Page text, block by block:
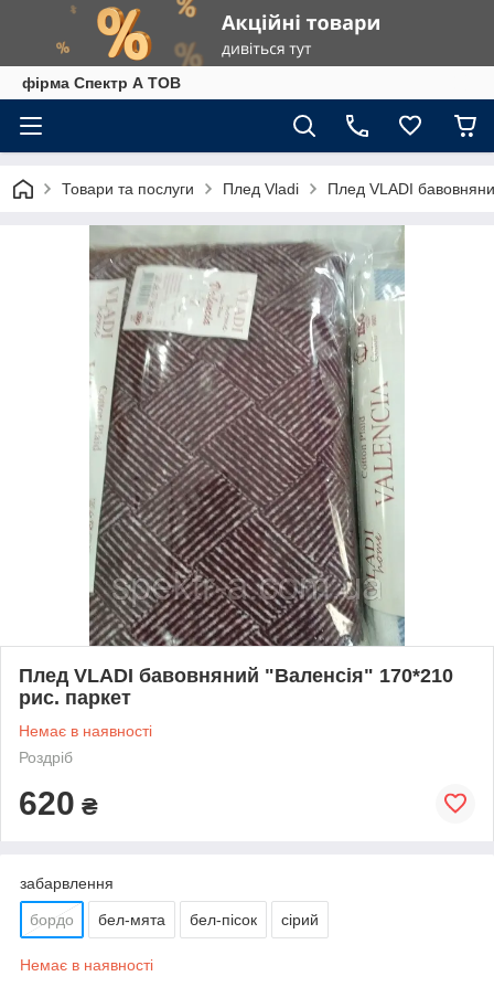
фірма Спектр А ТОВ
Товари та послуги Плед Vladi Плед VLADI
Плед VLADI бавовняний "Валенсія" 170*210
рис. паркет
Немає в наявності
Роздріб
620 ₴
забарвлення
бордо бел-мята бел-пісок сірий
Немає в наявності